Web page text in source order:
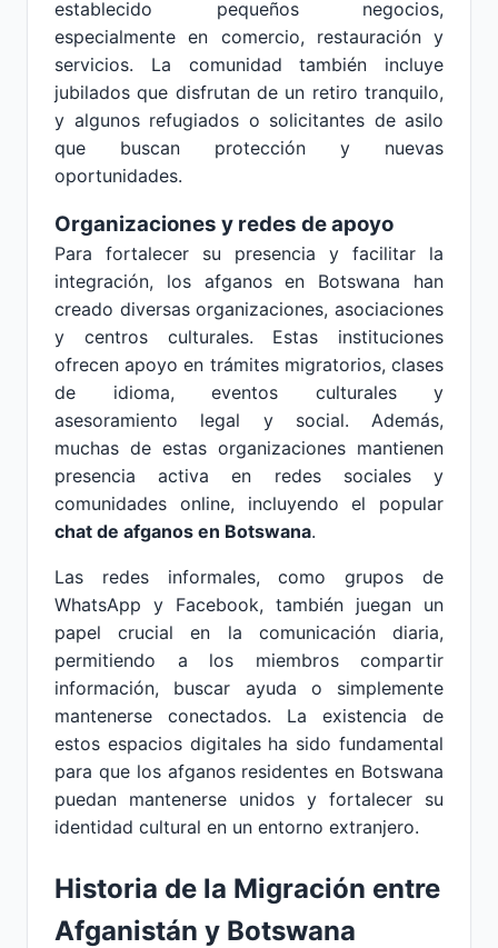
establecido pequeños negocios,
especialmente en comercio, restauración y
servicios. La comunidad también incluye
jubilados que disfrutan de un retiro tranquilo,
y algunos refugiados o solicitantes de asilo
que buscan protección y nuevas
oportunidades.
Organizaciones y redes de apoyo
Para fortalecer su presencia y facilitar la
integración, los afganos en Botswana han
creado diversas organizaciones, asociaciones
y centros culturales. Estas instituciones
ofrecen apoyo en trámites migratorios, clases
de idioma, eventos culturales y
asesoramiento legal y social. Además,
muchas de estas organizaciones mantienen
presencia activa en redes sociales y
comunidades online, incluyendo el popular
chat de afganos en Botswana.
Las redes informales, como grupos de
WhatsApp y Facebook, también juegan un
papel crucial en la comunicación diaria,
permitiendo a los miembros compartir
información, buscar ayuda o simplemente
mantenerse conectados. La existencia de
estos espacios digitales ha sido fundamental
para que los afganos residentes en Botswana
puedan mantenerse unidos y fortalecer su
identidad cultural en un entorno extranjero.
Historia de la Migración entre
Afganistán y Botswana